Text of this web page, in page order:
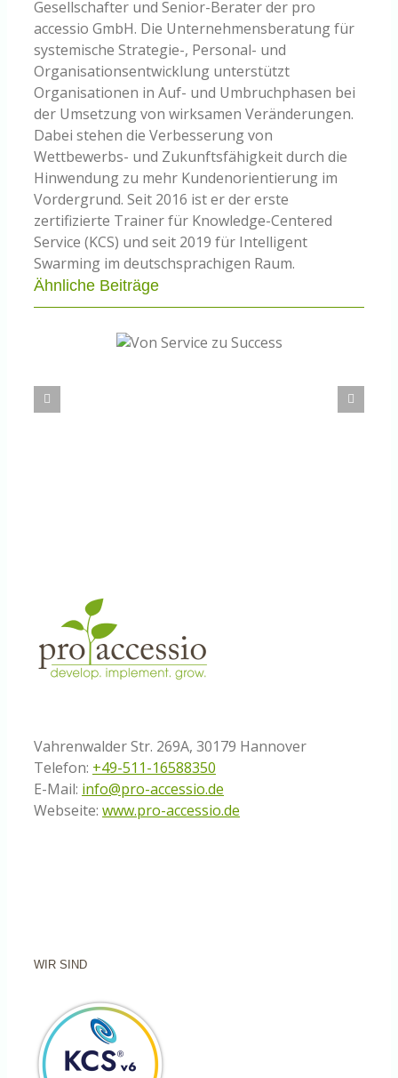
Gesellschafter und Senior-Berater der pro
accessio GmbH. Die Unternehmensberatung für
systemische Strategie-, Personal- und
Organisationsentwicklung unterstützt
Organisationen in Auf- und Umbruchphasen bei
der Umsetzung von wirksamen Veränderungen.
Dabei stehen die Verbesserung von
Wettbewerbs- und Zukunftsfähigkeit durch die
Hinwendung zu mehr Kundenorientierung im
Vordergrund. Seit 2016 ist er der erste
zertifizierte Trainer für Knowledge-Centered
Service (KCS) und seit 2019 für Intelligent
Swarming im deutschsprachigen Raum.
Ähnliche Beiträge
Vahrenwalder Str. 269A, 30179 Hannover
Telefon: +49-511-16588350
E-Mail: info@pro-accessio.de
Webseite: www.pro-accessio.de
WIR SIND